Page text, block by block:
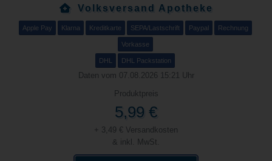
Volksversand Apotheke
Apple Pay Klarna Kreditkarte SEPA/Lastschrift Paypal Rechnung
Vorkasse
DHL DHL Packstation
Daten vom 07.08.2026 15:21 Uhr
Produktpreis
5,99 €
+ 3,49 € Versandkosten
& inkl. MwSt.